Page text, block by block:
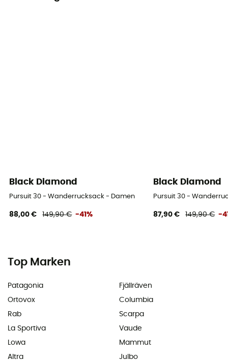
Black Diamond
Pursuit 30 - Wanderrucksack - Damen
88,00 € 149,90 € -41%
Black Diamond
Pursuit 30 -
87,90 € 149,90 € -
Top Marken
Patagonia
Ortovox
Rab
La Sportiva
Lowa
Altra
Fjällräven
Columbia
Scarpa
Vaude
Mammut
Julbo